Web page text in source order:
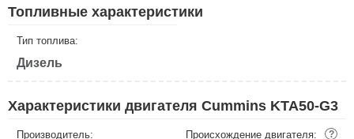
Топливные характеристики
Тип топлива:
Дизель
Характеристики двигателя Cummins KTA50-G3
Производитель: Происхождение двигателя: ?